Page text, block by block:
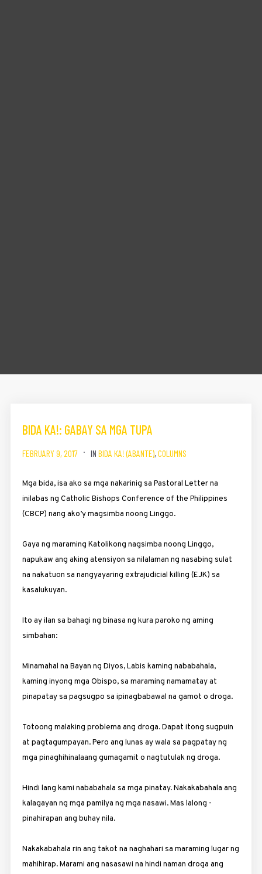
BIDA KA!: GABAY SA MGA TUPA
FEBRUARY 9, 2017 IN BIDA KA! (ABANTE), COLUMNS
Mga bida, isa ako sa mga naka­rinig sa Pastoral Letter na
inilabas ng Catholic Bishops Conference of the Philippines
(CBCP) nang ako’y magsimba noong Linggo.
Gaya ng maraming Katolikong nagsimba noong Linggo,
napukaw ang ­aking atensiyon sa nilalaman ng ­nasabing sulat
na nakatuon sa nangyayaring extrajudicial killing (EJK) sa
kasalukuyan.
Ito ay ilan sa bahagi ng binasa ng kura paroko ng aming
simbahan:
Minamahal na Bayan ng Diyos, Labis kaming nababahala,
kaming inyong mga Obispo, sa maraming namamatay at
pinapatay sa pagsugpo sa ipinagbabawal na gamot o droga.
Totoong malaking problema ang droga. Dapat itong sugpuin
at pagtagumpayan. Pero ang lunas ay wala sa pagpatay ng
mga pinaghihinalaang gumagamit o nagtutulak ng droga.
Hindi lang kami nababahala sa mga pinatay. Nakakabahala­ ang
kalagayan ng mga pamilya ng mga nasawi. Mas lalong ­
pinahirapan ang buhay nila.
Nakakabahala rin ang takot na naghahari sa maraming lugar ng
mahihirap. Marami ang nasasawi na hindi naman droga ang